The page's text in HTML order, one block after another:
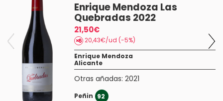
Enrique Mendoza Las
Quebradas 2022
21,50€
20,43€/ud (-5%)
Enrique Mendoza
Alicante
Otras añadas:2021
Peñin 92